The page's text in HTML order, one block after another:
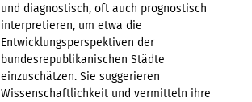
und diagnostisch, oft auch prognostisch
interpretieren, um etwa die
Entwicklungsperspektiven der
bundesrepublikanischen Städte
einzuschätzen. Sie suggerieren
Wissenschaftlichkeit und vermitteln ihre